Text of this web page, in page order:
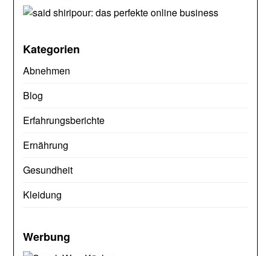
Kategorien
Abnehmen
Blog
Erfahrungsberichte
Ernährung
Gesundheit
Kleidung
Werbung